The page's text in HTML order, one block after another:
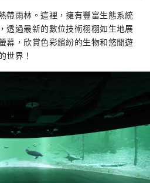
帶雨林。這裡，擁有豐富生態系統
透過最新的數位技術栩栩如生地展
幕，欣賞色彩繽紛的生物和悠閒遊
世界！